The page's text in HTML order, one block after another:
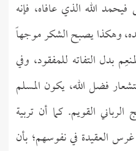
الله الذي عافاه، فإنه
وهكذا يصبح الشكر موجهاً
بدل التفاته للمفقود، وفي
فضل الله، يكون المسلم
الرباني القويم. كما أن تربية
العقيدة في نفوسهم؛ بأن